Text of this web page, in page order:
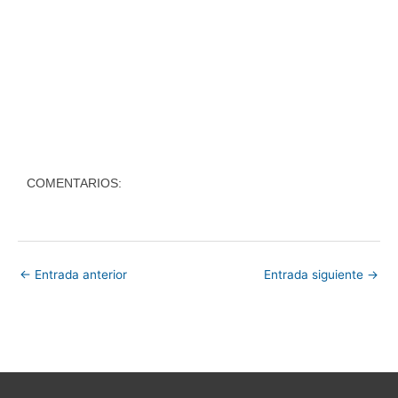
COMENTARIOS:
← Entrada anterior Entrada siguiente →